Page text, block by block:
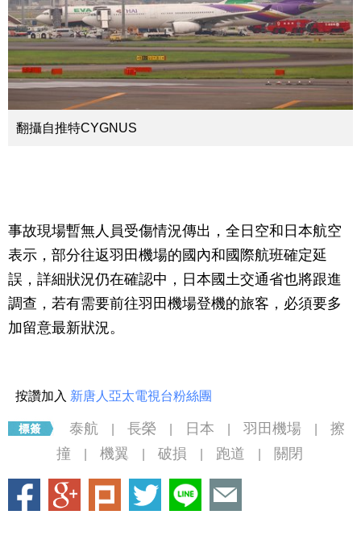
翻攝自推特CYGNUS
事故現場暫無人員受傷情況傳出，全日空和日本航空
表示，部分往返羽田機場的國內和國際航班確定延
誤，詳細狀況仍在確認中，日本國土交通省也將跟進
調查，若有需要前往羽田機場登機的旅客，必須要多
加留意最新狀況。
按讚加入 新唐人亞太電視台粉絲團
泰航 長榮 日本 羽田機場
擦
撞
機翼 破損 跑道 關閉